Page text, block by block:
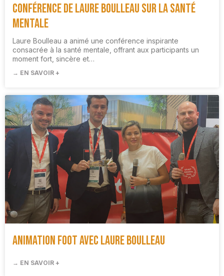
Conférence de Laure Boulleau sur la santé
mentale
Laure Boulleau a animé une conférence inspirante
consacrée à la santé mentale, offrant aux participants un
moment fort, sincère et…
→ EN SAVOIR +
Animation Foot avec Laure Boulleau
→ EN SAVOIR +